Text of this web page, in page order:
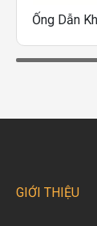
GIỚI THIỆU